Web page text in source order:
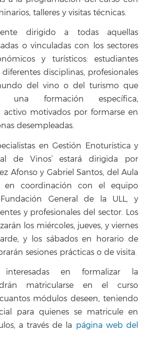
talleres y visitas técnicas.
dirigido a todas aquellas
o vinculadas con los sectores
y turísticos: estudiantes
disciplinas, profesionales
del vino o del turismo que
una formación específica,
activo motivados por formarse en
desempleadas.
en Gestión Enoturística y
de Vinos’ estará dirigida por
Afonso y Gabriel Santos, del Aula
en coordinación con el equipo
General de la ULL, y
y profesionales del sector. Los
los miércoles, jueves, y viernes
y los sábados en horario de
sesiones prácticas o de visita.
interesadas en formalizar la
matricularse en el curso
módulos deseen, teniendo
para quienes se matricule en
a través de la página web del